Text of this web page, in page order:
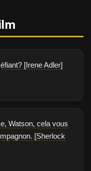
[Irene Adler]
Watson, cela vous
[Sherlock